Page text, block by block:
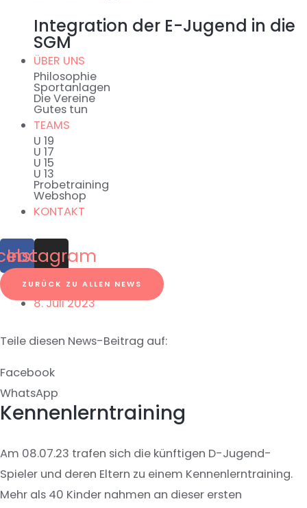
Integration der E-Jugend in die
SGM
ÜBER UNS
Philosophie
Sportanlagen
Die Vereine
Gutes tun
TEAMS
U 19
U 17
U 15
U 13
Probetraining
Webshop
KONTAKT
Instagram
ZURÜCK ZU ALLEN NEWS
8. Juli 2023
Teile diesen News-Beitrag auf:
Facebook
WhatsApp
Kennenlerntraining
Am 08.07.23 trafen sich die künftigen D-Jugend-
Spieler und deren Eltern zu einem Kennenlerntraining.
Mehr als 40 Kinder nahmen an dieser ersten